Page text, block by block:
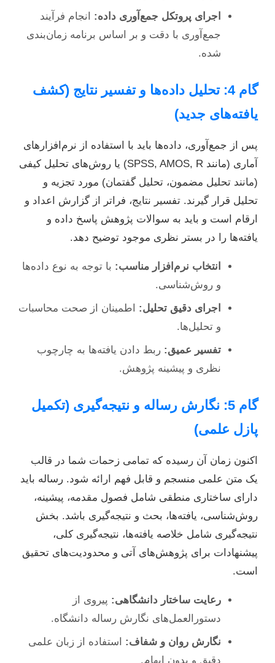
اجرای پروتکل جمع‌آوری داده: انجام فرآیند
جمع‌آوری با دقت و بر اساس برنامه زمان‌بندی
شده.
گام 4: تحلیل داده‌ها و تفسیر نتایج (کشف
یافته‌های جدید)
پس از جمع‌آوری، داده‌ها باید با استفاده از نرم‌افزارهای
آماری (مانند SPSS, AMOS, R) یا روش‌های تحلیل کیفی
(مانند تحلیل مضمون، تحلیل گفتمان) مورد تجزیه و
تحلیل قرار گیرند. تفسیر نتایج، فراتر از گزارش اعداد و
ارقام است و باید به سوالات پژوهش پاسخ داده و
یافته‌ها را در بستر نظری موجود توضیح دهد.
انتخاب نرم‌افزار مناسب: با توجه به نوع داده‌ها
و روش‌شناسی.
اجرای دقیق تحلیل: اطمینان از صحت محاسبات
و تحلیل‌ها.
تفسیر عمیق: ربط دادن یافته‌ها به چارچوب
نظری و پیشینه پژوهش.
گام 5: نگارش رساله و نتیجه‌گیری (تکمیل
پازل علمی)
اکنون زمان آن رسیده که تمامی زحمات شما در قالب
یک متن علمی منسجم و قابل فهم ارائه شود. رساله باید
دارای ساختاری منطقی شامل فصول مقدمه، پیشینه،
روش‌شناسی، یافته‌ها، بحث و نتیجه‌گیری باشد. بخش
نتیجه‌گیری شامل خلاصه یافته‌ها، نتیجه‌گیری کلی،
پیشنهادات برای پژوهش‌های آتی و محدودیت‌های تحقیق
است.
رعایت ساختار دانشگاهی: پیروی از
دستورالعمل‌های نگارش رساله دانشگاه.
نگارش روان و شفاف: استفاده از زبان علمی
دقیق و بدون ابهام.